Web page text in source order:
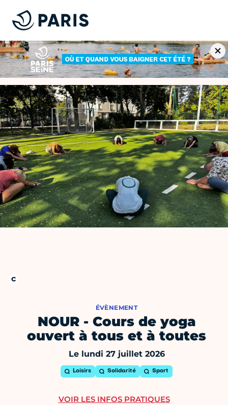
ÉVÈNEMENT
NOUR - Cours de yoga
ouvert à tous et à toutes
Le lundi 27 juillet 2026
Loisirs Solidarité Sport
VOIR LES INFOS PRATIQUES